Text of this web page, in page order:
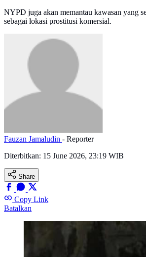
NYPD juga akan memantau kawasan yang
sebagai lokasi prostitusi komersial.
Fauzan Jamaludin - Reporter
Diterbitkan: 15 June 2026, 23:19 WIB
Share
Copy Link
Batalkan